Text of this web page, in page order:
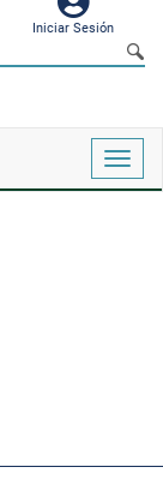
Iniciar Sesión